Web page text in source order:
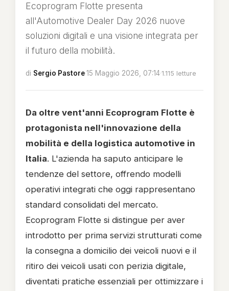
Ecoprogram Flotte presenta
all'Automotive Dealer Day 2026 nuove
soluzioni digitali e una visione integrata per
il futuro della mobilità.
di Sergio Pastore·15 Maggio 2026, 07:14·1.115 letture
Da oltre vent'anni Ecoprogram Flotte è
protagonista nell'innovazione della
mobilità e della logistica automotive in
Italia. L'azienda ha saputo anticipare le
tendenze del settore, offrendo modelli
operativi integrati che oggi rappresentano
standard consolidati del mercato.
Ecoprogram Flotte si distingue per aver
introdotto per prima servizi strutturati come
la consegna a domicilio dei veicoli nuovi e il
ritiro dei veicoli usati con perizia digitale,
diventati pratiche essenziali per ottimizzare i